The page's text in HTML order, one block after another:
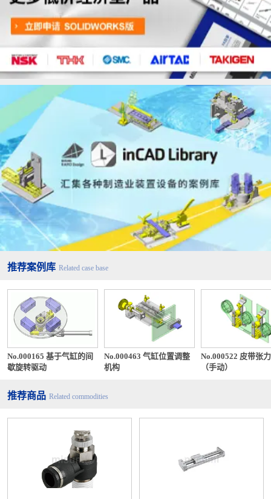
推荐案例库 Related case base
No.000165 基于气缸的间
歇旋转驱动
No.000463 气缸位置调整
机构
No.000522 皮带张
（手动）
推荐商品 Related commodities